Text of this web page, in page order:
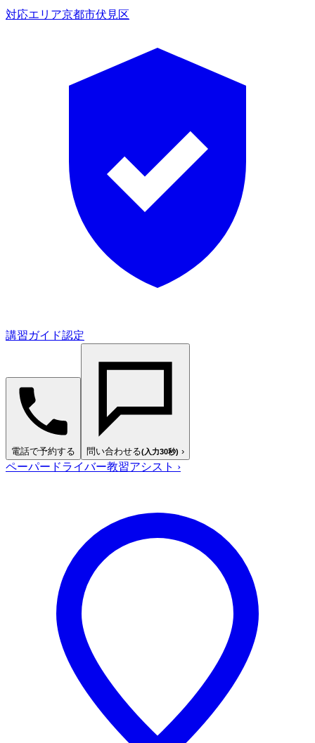
対応エリア京都市伏見区
講習ガイド認定
電話で予約する 問い合わせる(入力30秒) ›
ペーパードライバー教習アシスト ›